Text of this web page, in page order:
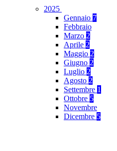
2025
Gennaio 7
Febbraio
Marzo 2
Aprile 2
Maggio 2
Giugno 2
Luglio 2
Agosto 2
Settembre 1
Ottobre 5
Novembre
Dicembre 5